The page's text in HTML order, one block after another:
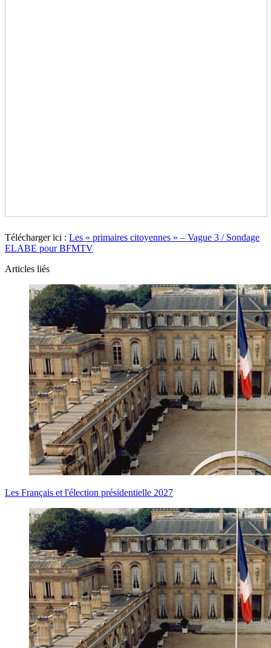
Télécharger ici : Les « primaires citoyennes » – Vague 3 / Sondage
ELABE pour BFMTV
Articles liés
Les Français et l'élection présidentielle 2027